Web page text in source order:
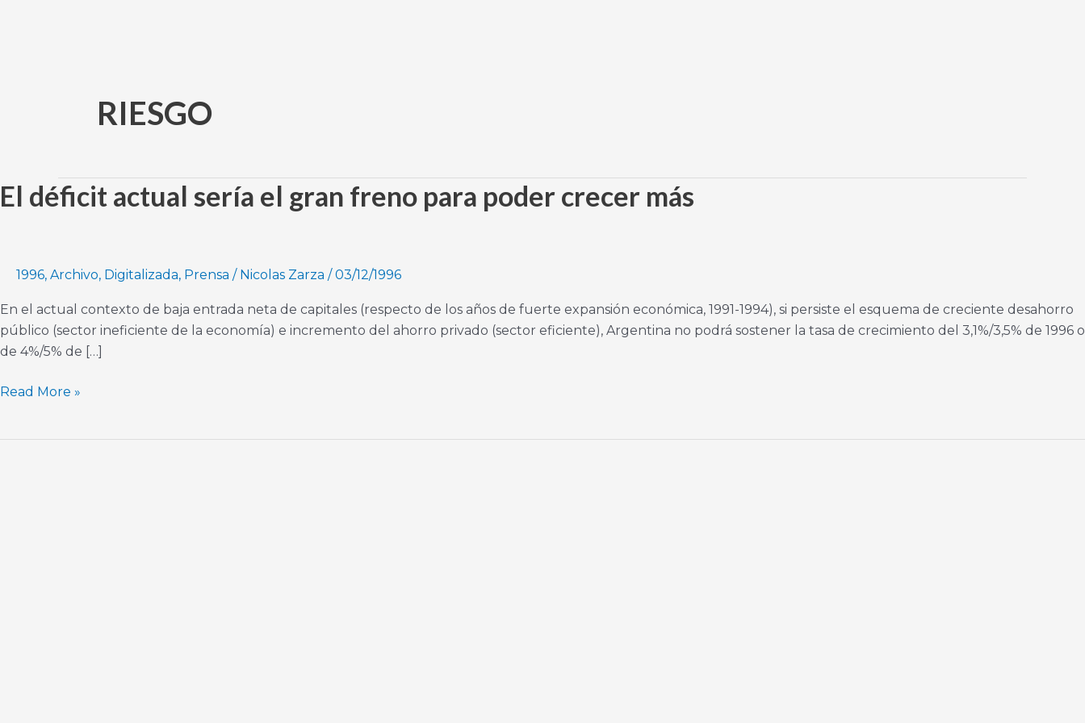
RIESGO
El déficit actual sería el gran freno para poder crecer más
1996, Archivo, Digitalizada, Prensa / Nicolas Zarza /03/12/1996
En el actual contexto de baja entrada neta de capitales (respecto de los años de fuerte expansión económica, 1991-1994), si persiste el esquema de creciente desahorro
público (sector ineficiente de la economía) e incremento del ahorro privado (sector eficiente), Argentina no podrá sostener la tasa de crecimiento del 3,1%/3,5% de 1996 o
de 4%/5% de […]
El
déficit
freno
para
poder
más
Read More »